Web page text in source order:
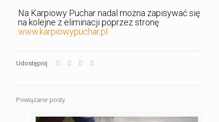
Na Karpiowy Puchar nadal można zapisywać się
na kolejne z eliminacji poprzez stronę
www.karpiowypuchar.pl
Udostępnij
Powiązane posty